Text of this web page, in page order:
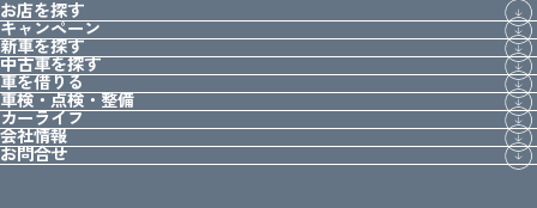
お店を探す
キャンペーン
新車を探す
中古車を探す
車を借りる
車検・点検・整備
カーライフ
会社情報
お問合せ